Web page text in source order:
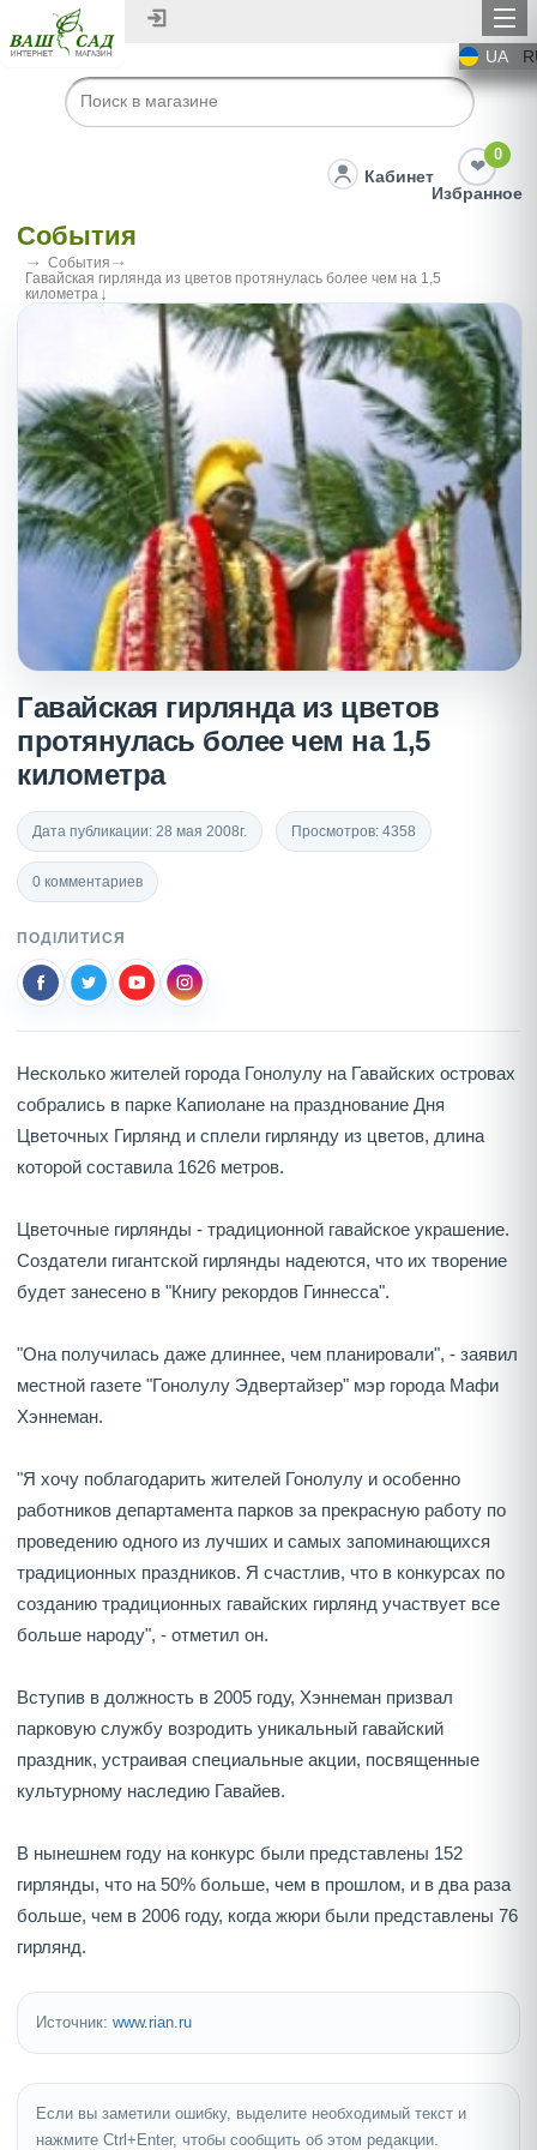
UA
Кабинет
0
Избранное
События
События
Гавайская гирлянда из цветов протянулась более чем на 1,5
километра
Гавайская гирлянда из цветов
протянулась более чем на 1,5
километра
Дата публикации: 28 мая 2008г. Просмотров: 4358
0 комментариев
ПОДІЛИТИСЯ
Несколько жителей города Гонолулу на Гавайских островах
собрались в парке Капиолане на празднование Дня
Цветочных Гирлянд и сплели гирлянду из цветов, длина
которой составила 1626 метров.
Цветочные гирлянды - традиционной гавайское украшение.
Создатели гигантской гирлянды надеются, что их творение
будет занесено в "Книгу рекордов Гиннесса".
"Она получилась даже длиннее, чем планировали", - заявил
местной газете "Гонолулу Эдвертайзер" мэр города Мафи
Хэннеман.
"Я хочу поблагодарить жителей Гонолулу и особенно
работников департамента парков за прекрасную работу по
проведению одного из лучших и самых запоминающихся
традиционных праздников. Я счастлив, что в конкурсах по
созданию традиционных гавайских гирлянд участвует все
больше народу", - отметил он.
Вступив в должность в 2005 году, Хэннеман призвал
парковую службу возродить уникальный гавайский
праздник, устраивая специальные акции, посвященные
культурному наследию Гавайев.
В нынешнем году на конкурс были представлены 152
гирлянды, что на 50% больше, чем в прошлом, и в два раза
больше, чем в 2006 году, когда жюри были представлены 76
гирлянд.
Источник: www.rian.ru
Если вы заметили ошибку, выделите необходимый текст и
нажмите Ctrl+Enter, чтобы сообщить об этом редакции.